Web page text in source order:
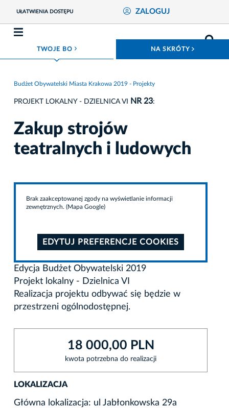
UŁATWIENIA DOSTĘPU ZALOGUJ
TWOJE BO ROZWIŃ MENU NA SKRÓTY
Budżet Obywatelski Miasta Krakowa 2019 - Projekty
PROJEKT LOKALNY - DZIELNICA VI NR 23:
Zakup strojów
teatralnych i ludowych
Brak zaakceptowanej zgody na wyświetlanie informacji
zewnętrznych. (Mapa Google)
EDYTUJ PREFERENCJE COOKIES
Edycja Budżet Obywatelski 2019
Projekt lokalny - Dzielnica VI
Realizacja projektu odbywać się będzie w
przestrzeni ogólnodostępnej.
18 000,00 PLN
kwota potrzebna do realizacji
LOKALIZACJA
Główna lokalizacja: ul Jabłonkowska 29a